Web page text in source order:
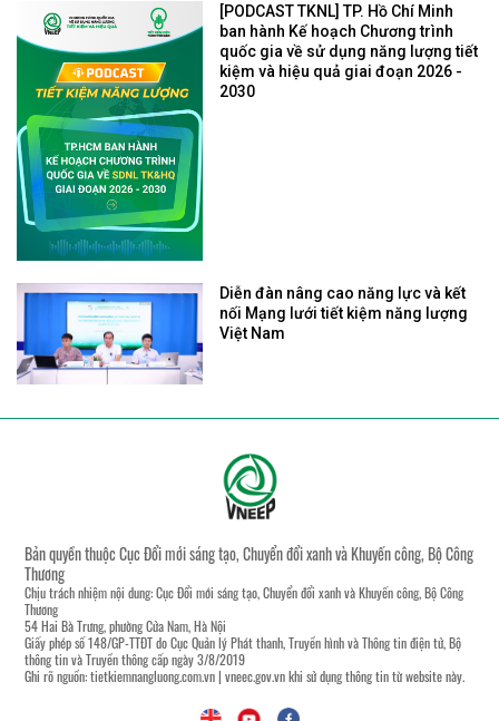
[PODCAST TKNL] TP. Hồ Chí Minh
ban hành Kế hoạch Chương trình
quốc gia về sử dụng năng lượng tiết
kiệm và hiệu quả giai đoạn 2026 -
2030
Diễn đàn nâng cao năng lực và kết
nối Mạng lưới tiết kiệm năng lượng
Việt Nam
Bản quyền thuộc Cục Đổi mới sáng tạo, Chuyển đổi xanh và Khuyến công, Bộ Công
Thương
Chịu trách nhiệm nội dung: Cục Đổi mới sáng tạo, Chuyển đổi xanh và Khuyến công, Bộ Công
Thương
54 Hai Bà Trưng, phường Cửa Nam, Hà Nội
Giấy phép số 148/GP-TTĐT do Cục Quản lý Phát thanh, Truyền hình và Thông tin điện tử, Bộ
thông tin và Truyền thông cấp ngày 3/8/2019
Ghi rõ nguồn:tietkiemnangluong.com.vn| vneec.gov.vnkhi sử dụng thông tin từ website này.